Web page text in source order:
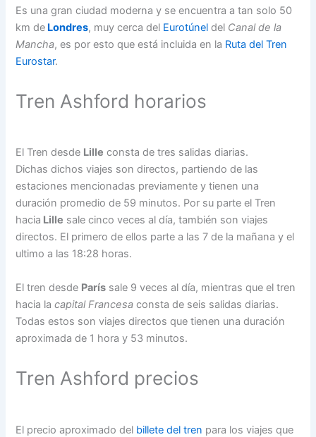
Es una gran ciudad moderna y se encuentra a tan solo 50
km de Londres, muy cerca del Eurotúnel del Canal de la
Mancha, es por esto que está incluida en la Ruta del Tren
Eurostar.
Tren Ashford horarios
El Tren desde Lille consta de tres salidas diarias.
Dichas dichos viajes son directos, partiendo de las
estaciones mencionadas previamente y tienen una
duración promedio de 59 minutos. Por su parte el Tren
hacia Lille sale cinco veces al día, también son viajes
directos. El primero de ellos parte a las 7 de la mañana y el
ultimo a las 18:28 horas.
El tren desde París sale 9 veces al día, mientras que el tren
hacia lacapital Francesa consta de seis salidas diarias.
Todas estos son viajes directos que tienen una duración
aproximada de 1 hora y 53 minutos.
Tren Ashford precios
El precio aproximado del billete del tren para los viajes que